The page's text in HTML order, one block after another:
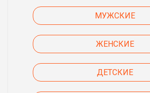
МУЖСКИЕ
ЖЕНСКИЕ
ДЕТСКИЕ